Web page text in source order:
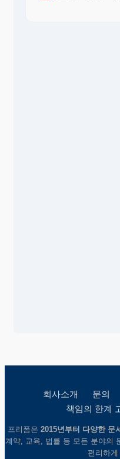
회사소개 문의
책임의 한계
프리폼은 2015년부터 다양한 문
계약, 교육, 법률 등 모든 분야의
편리하게